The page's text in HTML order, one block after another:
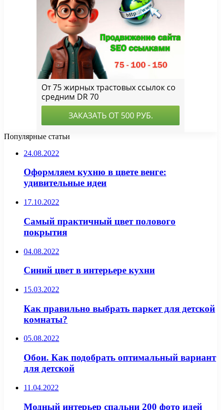
Популярные статьи
24.08.2022
Оформляем кухню в цвете венге:
удивительные идеи
17.10.2022
Самый практичный цвет полового
покрытия
04.08.2022
Синий цвет в интерьере кухни
15.03.2022
Как правильно выбрать паркет для детской
комнаты?
05.08.2022
Обои. Как подобрать оптимальный вариант
для детской
11.04.2022
Модный интерьер спальни 200 фото идей